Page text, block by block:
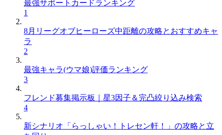
最強サポートカードランキング
1
8月リーグオブヒーローズ中距離の攻略とおすすめキャ
ラ
2
最強キャラ(ウマ娘)評価ランキング
3
フレンド募集掲示板｜星3因子＆完凸絞り込み検索
4
新シナリオ「らっしゃい！トレセン軒！」の攻略と立